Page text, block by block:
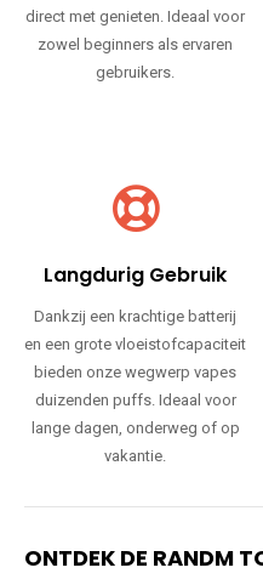
direct met genieten. Ideaal voor
zowel beginners als ervaren
gebruikers.
Langdurig Gebruik
Dankzij een krachtige batterij
en een grote vloeistofcapaciteit
bieden onze wegwerp vapes
duizenden puffs. Ideaal voor
lange dagen, onderweg of op
vakantie.
ONTDEK DE RANDM